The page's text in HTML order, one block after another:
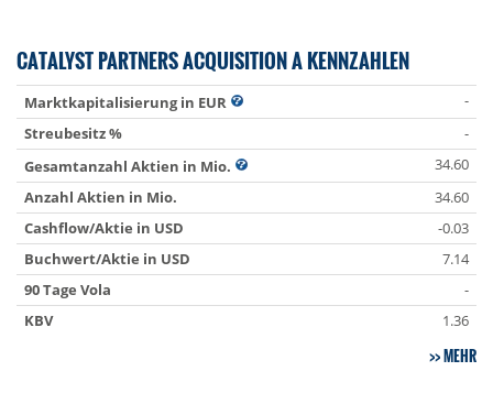
CATALYST PARTNERS ACQUISITION A KENNZAHLEN
Marktkapitalisierung in EUR
-
Streubesitz %
-
Gesamtanzahl Aktien in Mio.
34.60
Anzahl Aktien in Mio.
34.60
Cashflow/Aktie in USD
-0.03
Buchwert/Aktie in USD
7.14
90 Tage Vola
-
KBV
1.36
MEHR